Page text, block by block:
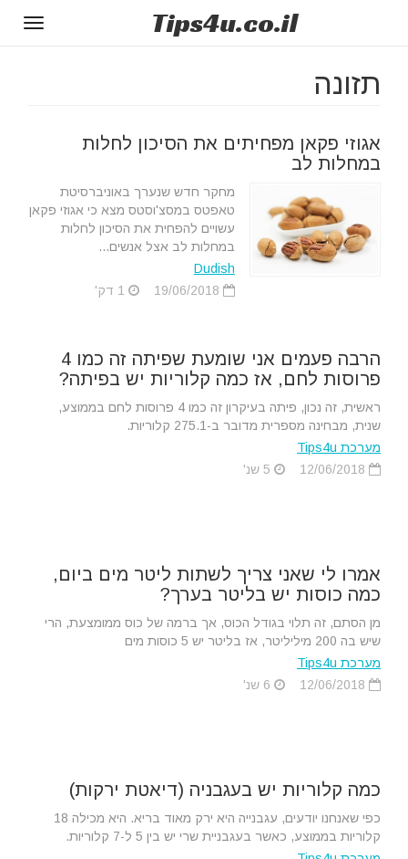
Tips4u.co.il
תזונה
אגוזי פקאן מפחיתים את הסיכון לחלות
במחלות לב
מחקר חדש שנערך באוניברסיטת
טאפטס במסצ'וסטס מצא כי אגוזי פקאן
עשויים להפחית את הסיכון לחלות
במחלות לב אצל אנשים...
Dudish
הרבה פעמים אני שומעת שפיתה זה כמו 4
פרוסות לחם, אז כמה קלוריות יש בפיתה?
ראשית, זה נכון, פיתה בעיקרון זה כמו 4 פרוסות לחם בממוצע,
שנית, מבחינה מספרית מדובר ב-275.1 קלוריות.
מערכת Tips4u
אמרו לי שאני צריך לשתות ליטר מים ביום,
כמה כוסות יש בליטר בערך?
מן הסתם, זה תלוי בגודל הכוס, אך ברמה של כוס ממומצעת, הרי
שיש בה 200 מיליליטר, אז בליטר יש 5 כוסות מים
מערכת Tips4u
כמה קלוריות יש בעגבניה (דיאטת ירקות)
כפי שאנחנו יודעים, עגבנייה היא ירק מאוד בריא. היא מכילה 18
קלוריות בממוצע, כאשר בעגבניית שרי יש בין 5 ל-7 קלוריות.